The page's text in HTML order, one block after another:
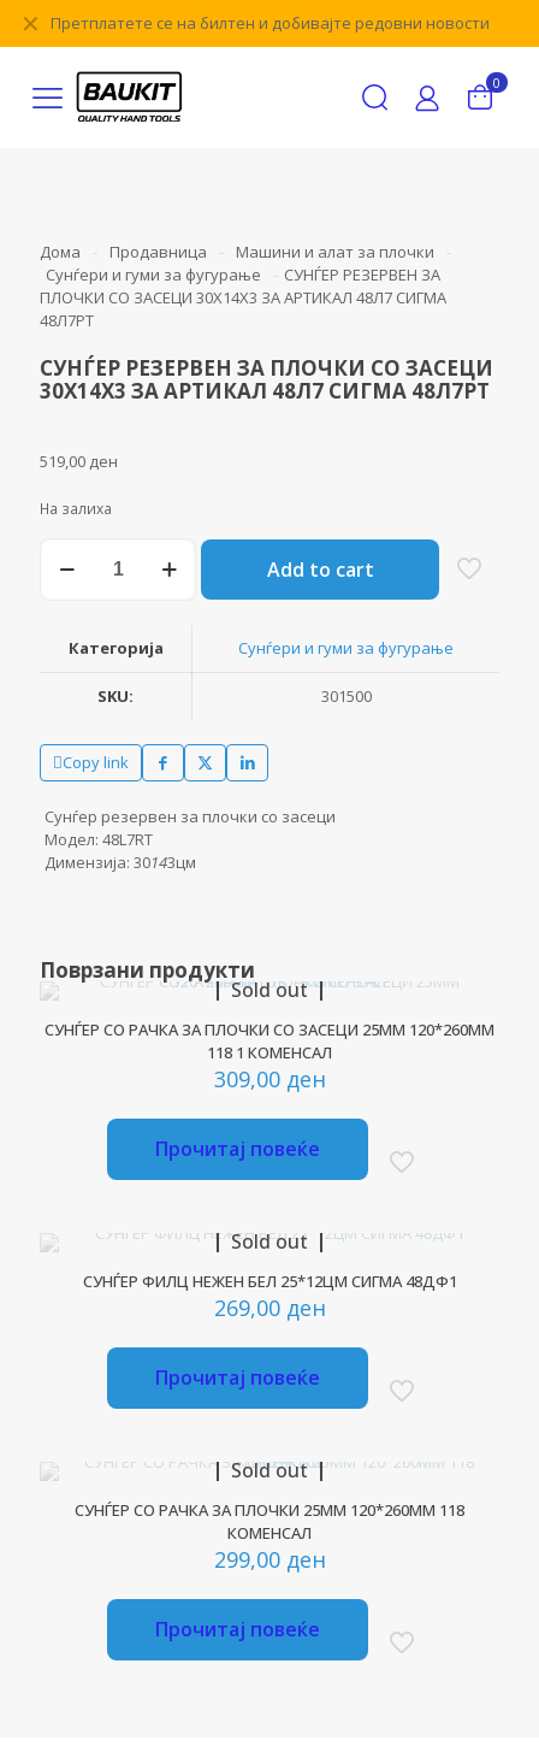
Претплатете се на билтен и добивајте редовни новости
✕
0
Дома - Продавница - Машини и алат за плочки
-
Сунѓери и гуми за фугурање
- СУНЃЕР РЕЗЕРВЕН ЗА
ПЛОЧКИ СО ЗАСЕЦИ 30Х14Х3 ЗА АРТИКАЛ 48Л7 СИГМА
48Л7РТ
СУНЃЕР РЕЗЕРВЕН ЗА ПЛОЧКИ СО ЗАСЕЦИ
30Х14Х3 ЗА АРТИКАЛ 48Л7 СИГМА 48Л7РТ
519,00 ден
На залиха
РЕЗЕРВЕН
48Л7
СИГМА
количина
Add to cart
Категорија Сунѓери и гуми за фугурање
SKU: 301500
Copy link
Сунѓер резервен за плочки со засеци
Модел: 48L7RT
Димензија: 30143цм
Поврзани продукти
Sold out
СУНЃЕР СО РАЧКА ЗА ПЛОЧКИ СО ЗАСЕЦИ 25ММ 120*260ММ
118 1 КОМЕНСАЛ
309,00 ден
Прочитај повеќе
Sold out
СУНЃЕР ФИЛЦ НЕЖЕН БЕЛ 25*12ЦМ СИГМА 48ДФ1
269,00 ден
Прочитај повеќе
Sold out
СУНЃЕР СО РАЧКА ЗА ПЛОЧКИ 25ММ 120*260ММ 118
КОМЕНСАЛ
299,00 ден
Прочитај повеќе